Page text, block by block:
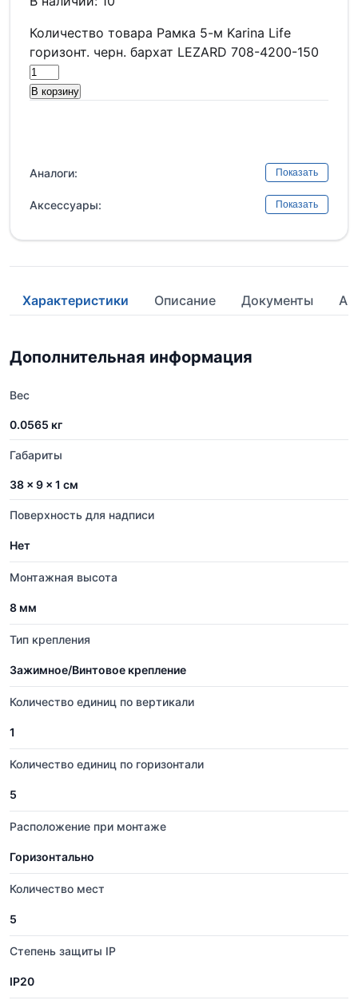
Количество товара Рамка 5-м Karina Life
горизонт. черн. бархат LEZARD 708-4200-150
В корзину
Аналоги: Показать
Аксессуары: Показать
Характеристики Описание Документы
Дополнительная информация
Вес
0.0565 кг
Габариты
38 × 9 × 1 см
Поверхность для надписи
Нет
Монтажная высота
8 мм
Тип крепления
Зажимное/Винтовое крепление
Количество единиц по вертикали
1
Количество единиц по горизонтали
5
Расположение при монтаже
Горизонтально
Количество мест
5
Степень защиты IP
IP20